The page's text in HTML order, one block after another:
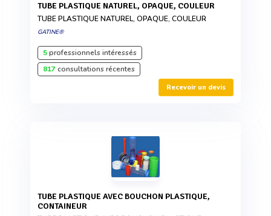
TUBE PLASTIQUE NATUREL, OPAQUE, COULEUR
TUBE PLASTIQUE NATUREL, OPAQUE, COULEUR
GATINE®
5professionnels intéressés
817consultations récentes
Recevoir un devis
TUBE PLASTIQUE AVEC BOUCHON PLASTIQUE,
CONTAINEUR